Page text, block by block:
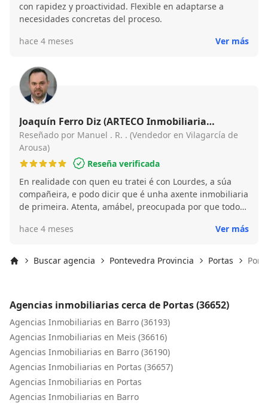
con rapidez y proactividad. Flexible en adaptarse a
necesidades concretas del proceso.
hace 4 meses
Ver más
Joaquín Ferro Diz (ARTECO Inmobiliaria
Vilagarcía )
Reseñado por Manuel . R. . (Vendedor en Vilagarcía de
Arousa)
Reseña verificada
En realidade con quen eu tratei é con Lourdes, a súa
compañeira, e podo dicir que é unha axente inmobiliaria
de primeira. Atenta, amábel, preocupada por que todo
hace 4 meses
Ver más
Buscar agencia Pontevedra Provincia Portas
Agencias inmobiliarias cerca de Portas (36652)
Agencias Inmobiliarias en Barro (36193)
Agencias Inmobiliarias en Meis (36616)
Agencias Inmobiliarias en Barro (36190)
Agencias Inmobiliarias en Portas (36657)
Agencias Inmobiliarias en Portas
Agencias Inmobiliarias en Barro